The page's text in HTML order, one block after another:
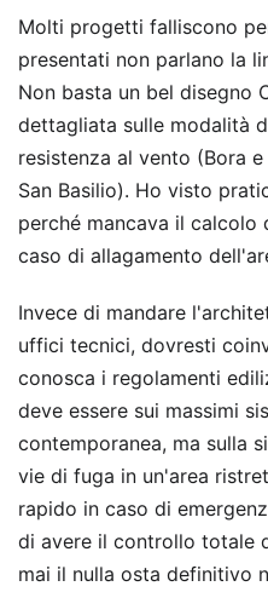
Molti progetti falliscono
presentati non parlano la
Non basta un bel disegno
dettagliata sulle modalità
resistenza al vento (Bora
San Basilio). Ho visto
perché mancava il
caso di allagamento
Invece di mandare
uffici tecnici, dovresti
conosca i regolamenti
deve essere sui massimi
contemporanea, ma sulla
vie di fuga in un'area
rapido in caso di
di avere il controllo totale
mai il nulla osta definitivo